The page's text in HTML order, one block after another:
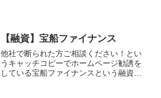
【融資】宝船ファイナンス
他社で断られた方ご相談ください！とい
うキャッチコピーでホームページ勧誘を
している宝船ファイナンスという融資サ